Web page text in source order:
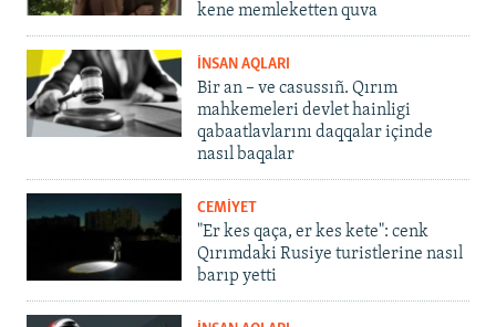
kene memleketten quva
İNSAN AQLARI
Bir an – ve casussıñ. Qırım
mahkemeleri devlet hainligi
qabaatlavlarını daqqalar içinde
nasıl baqalar
CEMİYET
"Er kes qaça, er kes kete": cenk
Qırımdaki Rusiye turistlerine nasıl
barıp yetti